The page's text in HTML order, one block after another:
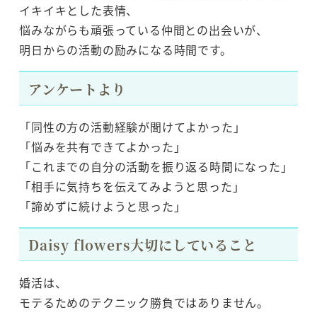
イキイキとした表情、
悩みながらも頑張っている仲間との出会いが、
明日からの活動の励みになる時間です。
アンケートより
「同性の方の活動経験が聞けてよかった」
「悩みを共有できてよかった」
「これまでの自分の活動を振り返る時間になった」
「相手に気持ちを伝えてみようと思った」
「諦めずに続けようと思った」
Daisy flowers大切にしていること
婚活は、
モテるためのテクニック勝負ではありません。